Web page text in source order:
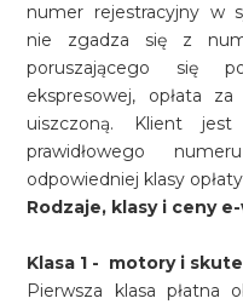
numer rejestracyjny w
nie zgadza się z
poruszającego się
ekspresowej, opłata
uiszczoną. Klient jest
prawidłowego
odpowiedniej klasy
Rodzaje, klasy i ceny
Klasa 1 - motory i
Pierwsza klasa płatna